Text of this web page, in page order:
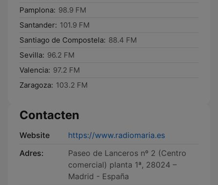
Pamplona: 98.9 FM
Santander: 101.9 FM
Santiago de Compostela: 88.4 FM
Sevilla: 96.2 FM
Valencia: 97.2 FM
Zaragoza: 103.2 FM
Contacten
Website
https://www.radiomaria.es
Adres:
Paseo de Lanceros nº 2 (Centro
comercial) planta 1ª, 28024 –
Madrid - España